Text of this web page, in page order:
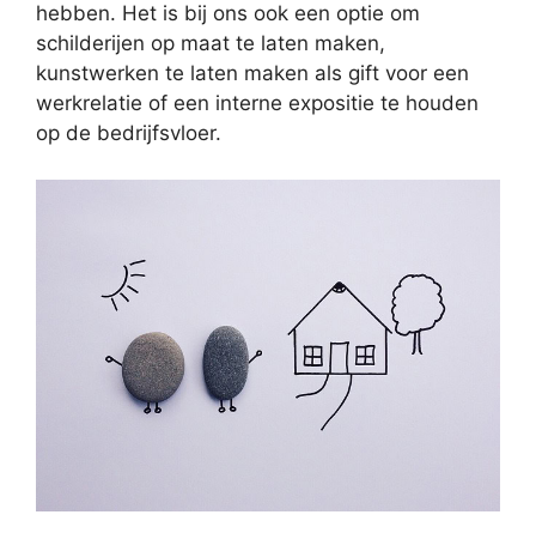
hebben. Het is bij ons ook een optie om
schilderijen op maat te laten maken,
kunstwerken te laten maken als gift voor een
werkrelatie of een interne expositie te houden
op de bedrijfsvloer.